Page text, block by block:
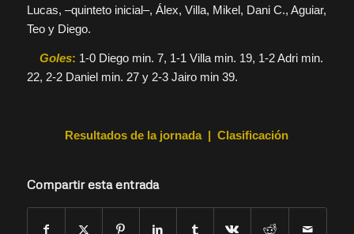
Lucas, –quinteto inicial–, Álex, Villa, Mikel, Dani C., Aguiar,
Teo y Diego.
Goles: 1-0 Diego min. 7, 1-1 Villa min. 19, 1-2 Adri min.
22, 2-2 Daniel min. 27 y 2-3 Jairo min 39.
Resultados de la jornada | Clasificación
Compartir esta entrada